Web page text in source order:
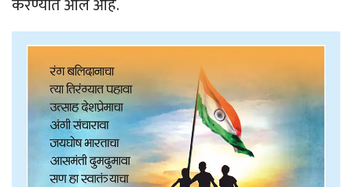
करण्यात आलं आहे.